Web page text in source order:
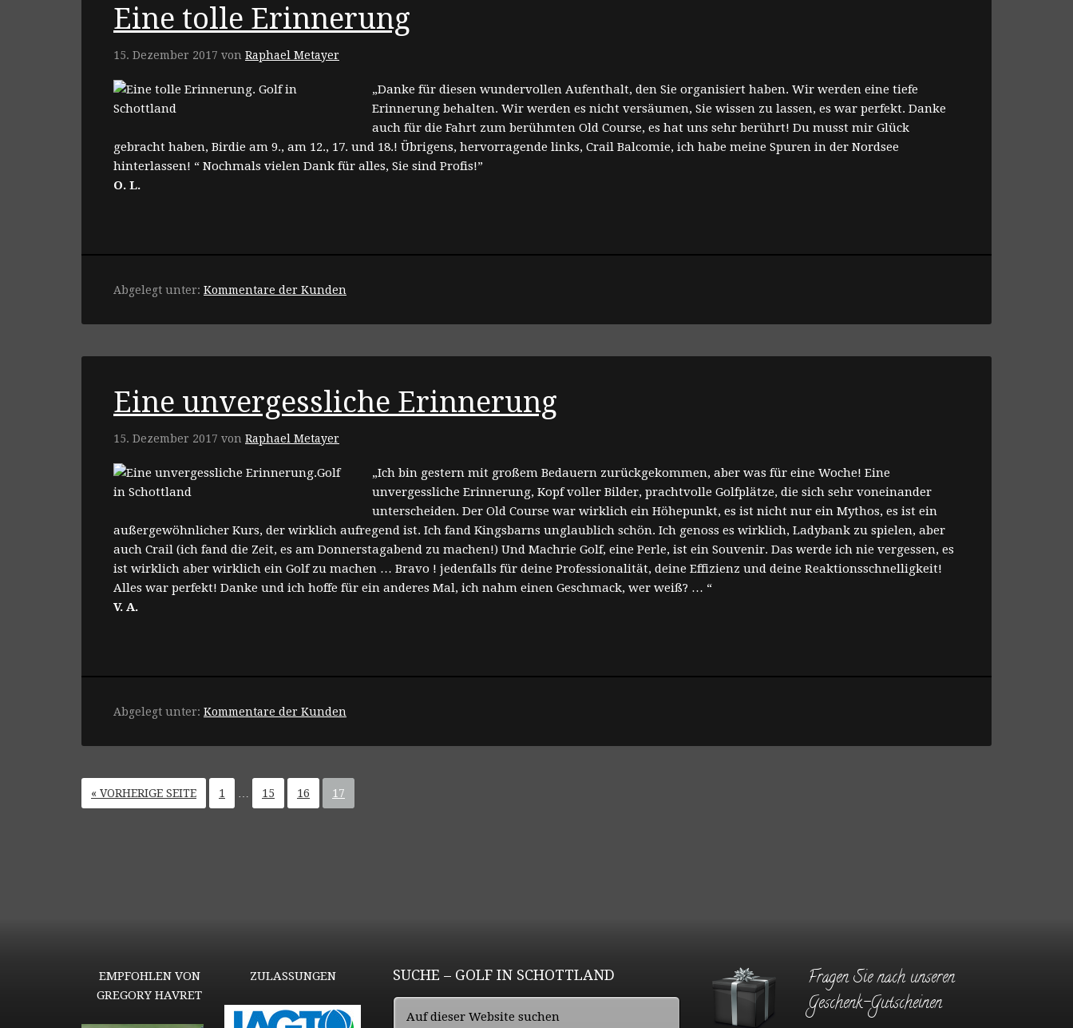
Eine tolle Erinnerung
15. Dezember 2017 von Raphael Metayer
„Danke für diesen wundervollen Aufenthalt, den Sie organisiert haben. Wir werden eine tiefe
Erinnerung behalten. Wir werden es nicht versäumen, Sie wissen zu lassen, es war perfekt. Danke
auch für die Fahrt zum berühmten Old Course, es hat uns sehr berührt! Du musst mir Glück
gebracht haben, Birdie am 9., am 12., 17. und 18.! Übrigens, hervorragende links, Crail Balcomie, ich habe meine Spuren in der Nordsee
hinterlassen! “ Nochmals vielen Dank für alles, Sie sind Profis!”
O. L.
Abgelegt unter: Kommentare der Kunden
Eine unvergessliche Erinnerung
15. Dezember 2017 von Raphael Metayer
„Ich bin gestern mit großem Bedauern zurückgekommen, aber was für eine Woche! Eine
unvergessliche Erinnerung, Kopf voller Bilder, prachtvolle Golfplätze, die sich sehr voneinander
unterscheiden. Der Old Course war wirklich ein Höhepunkt, es ist nicht nur ein Mythos, es ist ein
außergewöhnlicher Kurs, der wirklich aufregend ist. Ich fand Kingsbarns unglaublich schön. Ich genoss es wirklich, Ladybank zu spielen, aber
auch Crail (ich fand die Zeit, es am Donnerstagabend zu machen!) Und Machrie Golf, eine Perle, ist ein Souvenir. Das werde ich nie vergessen, es
ist wirklich aber wirklich ein Golf zu machen … Bravo ! jedenfalls für deine Professionalität, deine Effizienz und deine Reaktionsschnelligkeit!
Alles war perfekt! Danke und ich hoffe für ein anderes Mal, ich nahm einen Geschmack, wer weiß? … “
V. A.
Abgelegt unter: Kommentare der Kunden
« VORHERIGE SEITE 1 15 16 17
EMPFOHLEN VON
GREGORY HAVRET
ZULASSUNGEN SUCHE – GOLF IN SCHOTTLAND
Fragen Sie nach unseren
Geschenk-Gutscheinen